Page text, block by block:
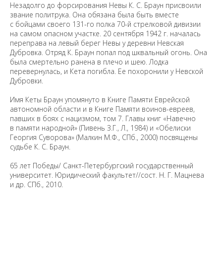
Незадолго до форсирования Невы К. С. Браун присвоили
звание политрука. Она обязана была быть вместе
с бойцами своего 131-го полка 70-й стрелковой дивизии
на самом опасном участке. 20 сентября 1942 г. началась
переправа на левый берег Невы у деревни Невская
Дубровка. Отряд К. Браун попал под шквальный огонь. Она
была смертельно ранена в плечо и шею. Лодка
перевернулась, и Кета погибла. Ее похоронили у Невской
Дубровки.
Имя Кеты Браун упомянуто в Книге Памяти Еврейской
автономной области и в Книге Памяти воинов-евреев,
павших в боях с нацизмом, том 7. Главы книг «Навечно
в памяти народной» (Пивень З.Г., Л., 1984) и «Обелиски
Георгия Суворова» (Малкин М.Ф., СПб., 2000) посвящены
судьбе К. С. Браун.
65 лет Победы/ Санкт-Петербургский государственный
университет. Юридический факультет//сост. Н. Г. Мацнева
и др. СПб., 2010.